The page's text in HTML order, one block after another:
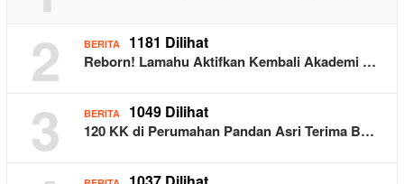
2 BERITA 1181 Dilihat
Reborn! Lamahu Aktifkan Kembali Akademi …
3 BERITA 1049 Dilihat
120 KK di Perumahan Pandan Asri Terima B…